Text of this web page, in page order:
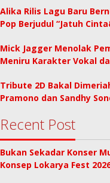
Alika Rilis Lagu Baru
Pop Berjudul “Jatuh
Mick Jagger Menolak
Meniru Karakter Vokal
Tribute 2D Bakal
Pramono dan Sandhy
Recent Post
Bukan Sekadar Konser
Konsep Lokarya Fest